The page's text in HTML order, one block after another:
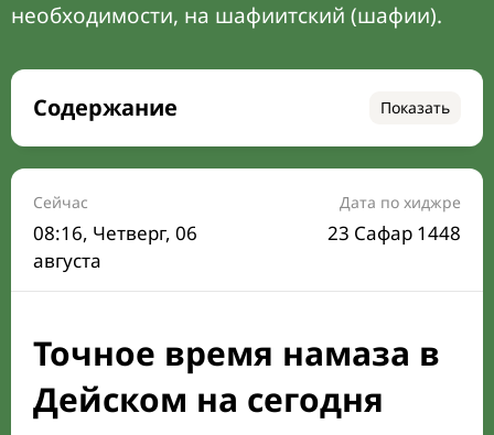
необходимости, на шафиитский (шафии).
Содержание Показать
Время намаза на сегодня
Расписание на месяц
Время Сухура и Ифтара на сегодня
Календарь рамадана
Мечети и молельные комнаты
Направление киблы
Сейчас
08:16, Четверг, 06
августа
Дата по хиджре
23 Сафар 1448
Точное время намаза в
Дейском на сегодня